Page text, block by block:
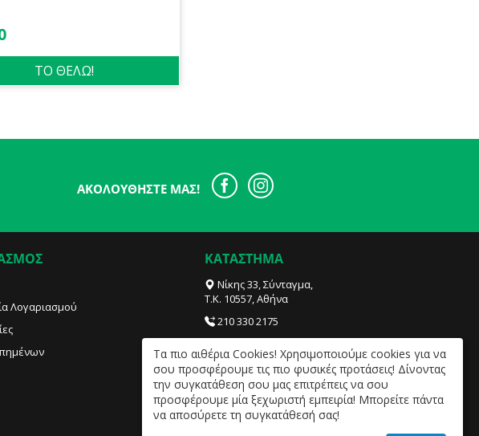
ΤΟ ΘΕΛΩ!
ΑΚΟΛΟΥΘΉΣΤΕ ΜΑΣ!
Λογαριασμού
ΚΑΤΑΣΤΗΜΑ
Νίκης 33, Σύνταγμα,
Τ.Κ. 10557, Αθήνα
210 330 2175
ΔΕΥ- ΠΑΡ 09:30 – 20:00, ΣΑΒ 09:30 – 18:00.
Tα πιο αιθέρια Cookies! Χρησιμοποιούμε cookies για να
σου προσφέρουμε τις πιο φυσικές προτάσεις! Δίνοντας
την συγκατάθεση σου μας επιτρέπεις να σου
προσφέρουμε μία ξεχωριστή εμπειρία! Μπορείτε πάντα
να αποσύρετε τη συγκατάθεσή σας!